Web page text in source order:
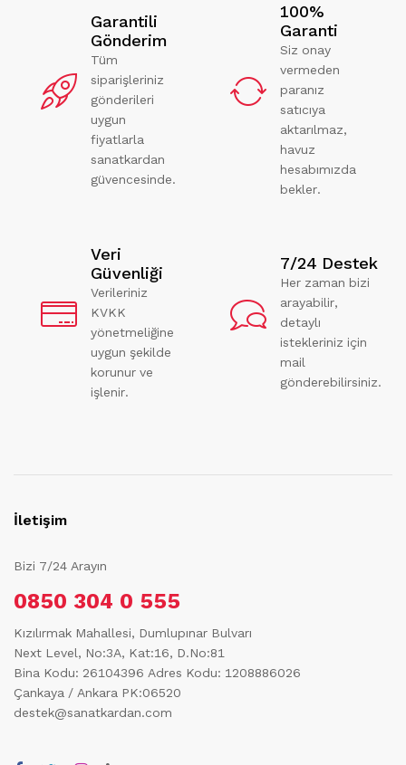
Garantili
Gönderim
Tüm
siparişleriniz
gönderileri
uygun
fiyatlarla
sanatkardan
güvencesinde.
100%
Garanti
Siz onay
vermeden
paranız
satıcıya
aktarılmaz,
havuz
hesabımızda
bekler.
Veri
Güvenliği
Verileriniz
KVKK
yönetmeliğine
uygun şekilde
korunur ve
işlenir.
7/24 Destek
Her zaman bizi
arayabilir,
detaylı
istekleriniz için
mail
gönderebilirsiniz.
İletişim
Bizi 7/24 Arayın
0850 304 0 555
Kızılırmak Mahallesi, Dumlupınar Bulvarı
Next Level, No:3A, Kat:16, D.No:81
Bina Kodu: 26104396 Adres Kodu: 1208886026
Çankaya / Ankara PK:06520
destek@sanatkardan.com